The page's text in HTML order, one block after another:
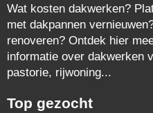
Wat kosten dakwerken?
met dakpannen
renoveren? Ontdek hier
informatie over dakwerken
pastorie, rijwoning...
Top gezocht